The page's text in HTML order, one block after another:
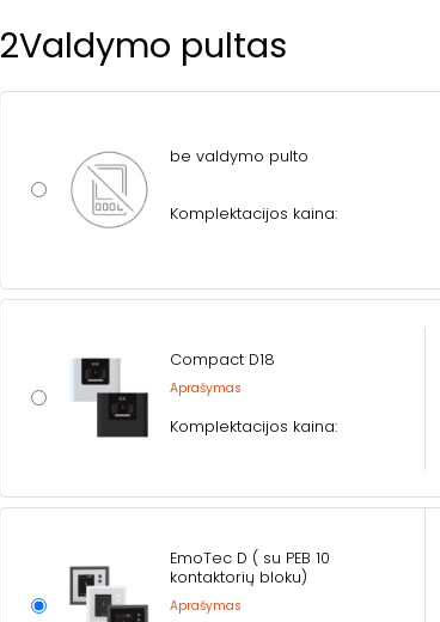
2Valdymo pultas
be valdymo pulto
Komplektacijos kaina:
Compact D18
Aprašymas
Komplektacijos kaina:
EmoTec D ( su PEB 10
kontaktorių bloku)
Aprašymas